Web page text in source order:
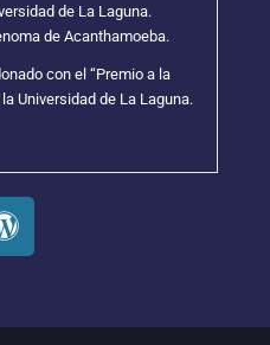
de La Laguna.
de Acanthamoeba.
con el “Premio a la
Universidad de La Laguna.